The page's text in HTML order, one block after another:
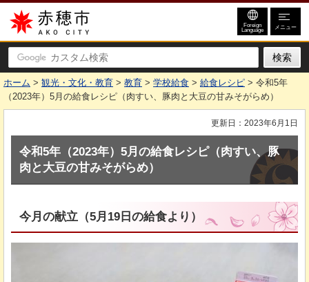
赤穂市
Foreign
Language メニュー
ホーム > 観光・文化・教育 > 教育 > 学校給食 > 給食レシピ > 令和5年
（2023年）5月の給食レシピ（肉すい、豚肉と大豆の甘みそがらめ）
更新日：2023年6月1日
令和5年（2023年）5月の給食レシピ（肉すい、豚
肉と大豆の甘みそがらめ）
今月の献立（5月19日の給食より）